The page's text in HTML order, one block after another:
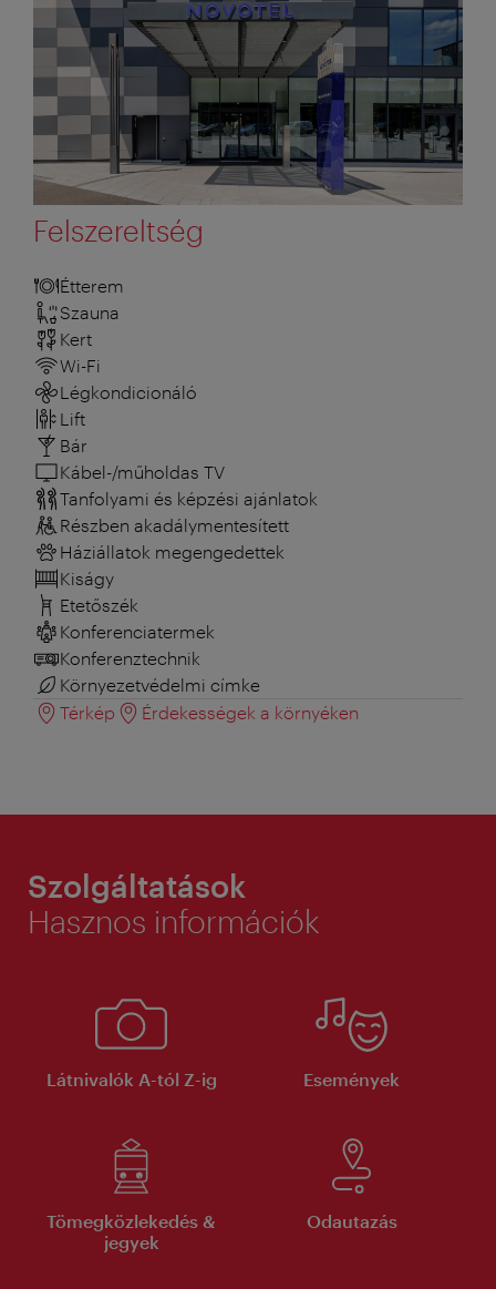
Felszereltség
Étterem
Szauna
Kert
Wi-Fi
Légkondicionáló
Lift
Bár
Kábel-/műholdas TV
Tanfolyami és képzési ajánlatok
Részben akadálymentesített
Háziállatok megengedettek
Kiságy
Etetőszék
Konferenciatermek
Konferenztechnik
Környezetvédelmi címke
Térkép
Érdekességek a környéken
Szolgáltatások
Hasznos információk
Látnivalók A-tól Z-ig Események
Tömegközlekedés &
jegyek
Odautazás